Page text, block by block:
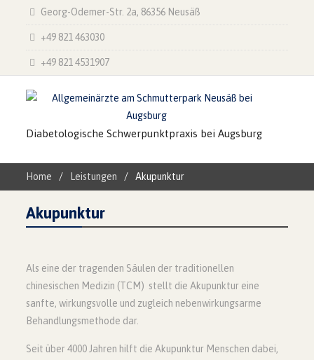
Georg-Odemer-Str. 2a, 86356 Neusäß
+49 821 463030
+49 821 4531907
Diabetologische Schwerpunktpraxis bei Augsburg
Home Leistungen Akupunktur
Akupunktur
Als eine der tragenden Säulen der traditionellen
chinesischen Medizin (TCM) stellt die Akupunktur eine
sanfte, wirkungsvolle und zugleich nebenwirkungsarme
Behandlungsmethode dar.
Seit über 4000 Jahren hilft die Akupunktur Menschen dabei,